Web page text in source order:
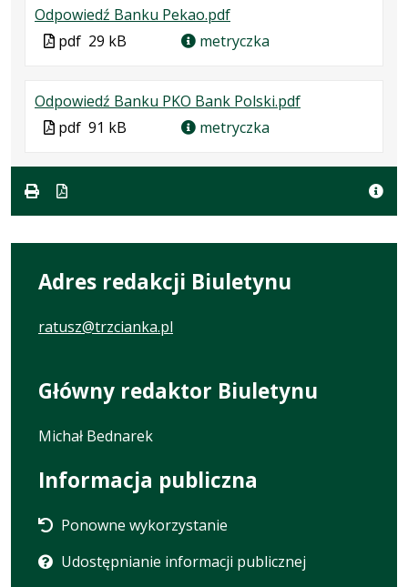
pdf
kB
nowej
karcie.
Odpowiedź Banku Pekao.pdf.
Plik
w
pdf
.
Rozmiar
pliku:
kB
.
Otwiera
się
nowej
karcie.
Plik
pdf 29 kB metryczka
Odpowiedź Banku PKO Bank Polski.pdf.
formacie:
.
91
.
w
Plik
formacie
pdf 91 kB metryczka
Adres redakcji Biuletynu
ratusz@trzcianka.pl
Główny redaktor Biuletynu
Michał Bednarek
Informacja publiczna
Ponowne wykorzystanie
Udostępnianie informacji publicznej